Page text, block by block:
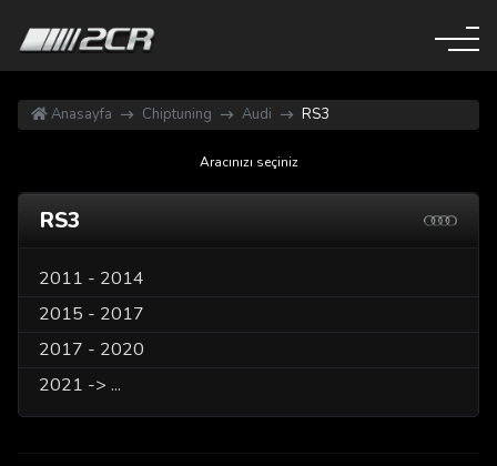
Anasayfa Chiptuning Audi RS3
Aracınızı seçiniz
RS3
2011 - 2014
2015 - 2017
2017 - 2020
2021 -> ...